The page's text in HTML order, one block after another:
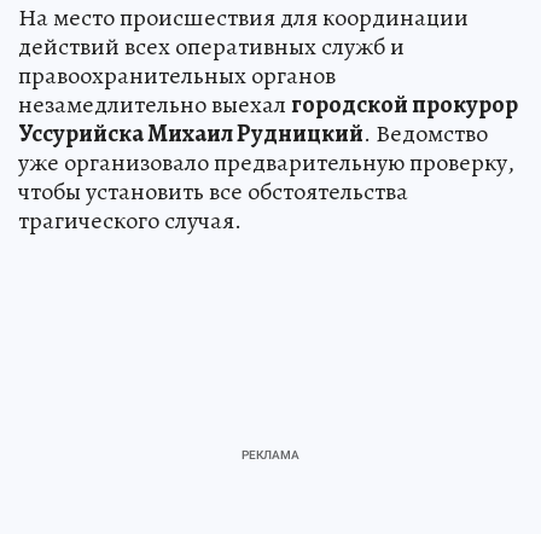
На место происшествия для координации
действий всех оперативных служб и
правоохранительных органов
незамедлительно выехалгородской прокурор
Уссурийска Михаил Рудницкий. Ведомство
уже организовало предварительную проверку,
чтобы установить все обстоятельства
трагического случая.